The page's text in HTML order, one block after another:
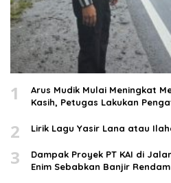
1
Arus Mudik Mulai Meningkat
Kasih, Petugas Lakukan
2 Lirik Lagu Yasir Lana atau
3
Dampak Proyek PT KAI di
Enim Sebabkan Banjir